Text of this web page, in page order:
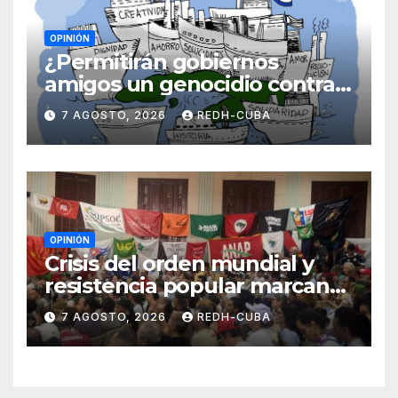
OPINIÓN
¿Permitirán gobiernos
amigos un genocidio contra
Cuba? Por Hedelberto López
Blanch
7 AGOSTO, 2026 REDH-CUBA
OPINIÓN
Crisis del orden mundial y
resistencia popular marcan
el inicio de la IV Asamblea
Continental de ALBA
Movimientos en Cuba
7 AGOSTO, 2026 REDH-CUBA